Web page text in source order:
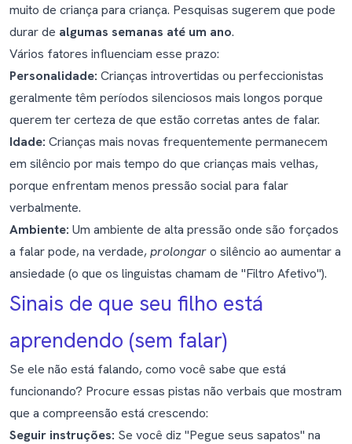
muito de criança para criança. Pesquisas sugerem que pode
durar de algumas semanas até um ano.
Vários fatores influenciam esse prazo:
Personalidade: Crianças introvertidas ou perfeccionistas
geralmente têm períodos silenciosos mais longos porque
querem ter certeza de que estão corretas antes de falar.
Idade: Crianças mais novas frequentemente permanecem
em silêncio por mais tempo do que crianças mais velhas,
porque enfrentam menos pressão social para falar
verbalmente.
Ambiente: Um ambiente de alta pressão onde são forçados
a falar pode, na verdade,prolongaro silêncio ao aumentar a
ansiedade (o que os linguistas chamam de "Filtro Afetivo").
Sinais de que seu filho está
aprendendo (sem falar)
Se ele não está falando, como você sabe que está
funcionando? Procure essas pistas não verbais que mostram
que a compreensão está crescendo:
Seguir instruções: Se você diz "Pegue seus sapatos" na